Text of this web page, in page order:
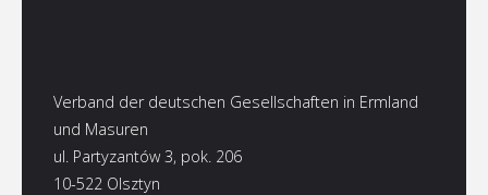
Verband der deutschen Gesellschaften in Ermland
und Masuren
ul. Partyzantów 3, pok. 206
10-522 Olsztyn